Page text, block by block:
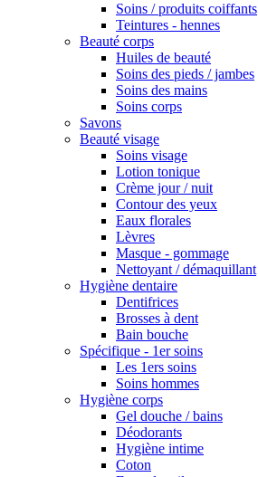
Soins / produits coiffants
Teintures - hennes
Beauté corps
Huiles de beauté
Soins des pieds / jambes
Soins des mains
Soins corps
Savons
Beauté visage
Soins visage
Lotion tonique
Crème jour / nuit
Contour des yeux
Eaux florales
Lèvres
Masque - gommage
Nettoyant / démaquillant
Hygiène dentaire
Dentifrices
Brosses à dent
Bain bouche
Spécifique - 1er soins
Les 1ers soins
Soins hommes
Hygiène corps
Gel douche / bains
Déodorants
Hygiène intime
Coton